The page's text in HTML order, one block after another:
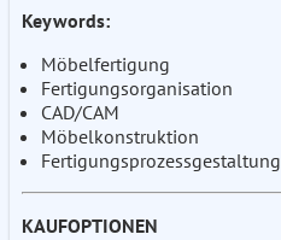
Keywords:
Möbelfertigung
Fertigungsorganisation
CAD/CAM
Möbelkonstruktion
Fertigungsprozessgestaltung
KAUFOPTIONEN